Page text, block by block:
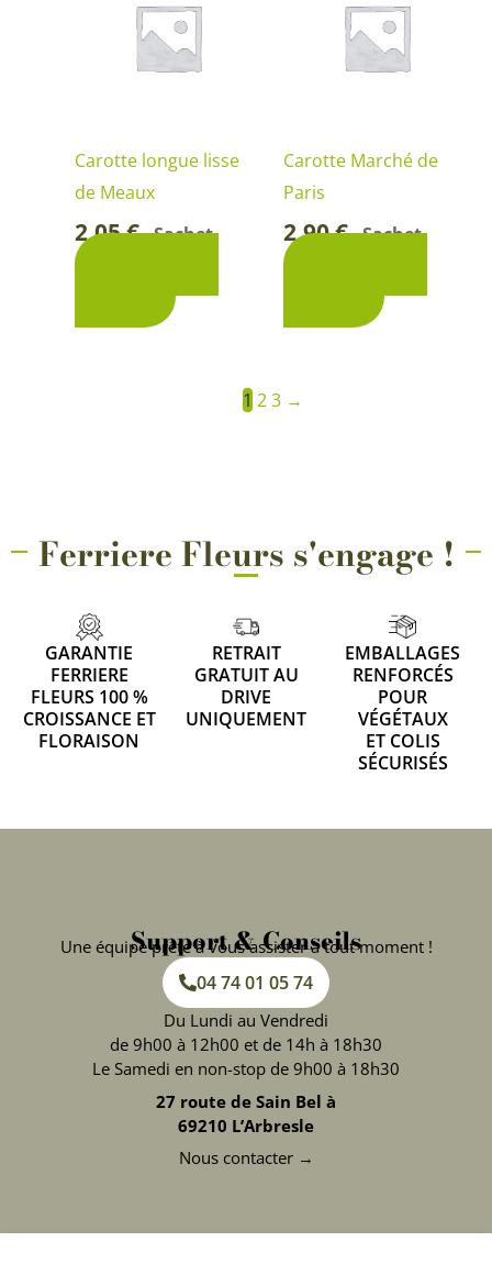
Carotte longue lisse
de Meaux
2,05€-Sachet
Carotte Marché de
Paris
2,90€-Sachet
1 2 3 →
Ferriere Fleurs s'engage !
GARANTIE
FERRIERE
FLEURS 100 %
CROISSANCE ET
FLORAISON
RETRAIT
GRATUIT AU
DRIVE
UNIQUEMENT
EMBALLAGES
RENFORCÉS
POUR
VÉGÉTAUX
ET COLIS
SÉCURISÉS
Support & Conseils
Une équipe prête à vous assister à tout moment !
04 74 01 05 74
Du Lundi au Vendredi
de 9h00 à 12h00 et de 14h à 18h30
Le Samedi en non-stop de 9h00 à 18h30
27 route de Sain Bel à
69210 L’Arbresle
Nous contacter →